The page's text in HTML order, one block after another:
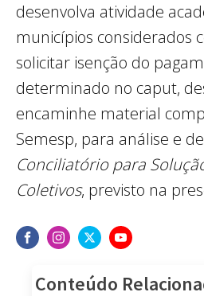
desenvolva atividade
municípios considerados
solicitar isenção do
determinado no caput,
encaminhe material
Semesp, para análise e
Conciliatório para
Coletivos, previsto na
Conteúdo